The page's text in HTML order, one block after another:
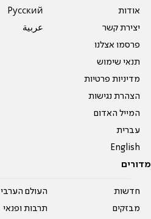
אודות
יצירת קשר
פרסמו אצלנו
תנאי שימוש
מדיניות פרטיות
הצהרת נגישות
המייל האדום
עברית
English
Pусский
عربية
מדורים
חדשות
מבזקים
העולם הערבי
תרבות ופנאי